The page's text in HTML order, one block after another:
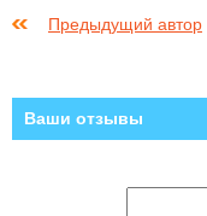
Предыдущий автор
Ваши отзывы